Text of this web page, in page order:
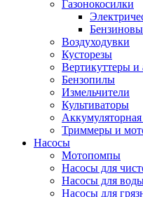
Газонокосилки
Воздуходувки
Кусторезы
Вертикуттеры и
Бензопилы
Измельчители
Культиваторы
Триммеры и
Насосы
Мотопомпы
Насосы для
Насосы для
Насосы для